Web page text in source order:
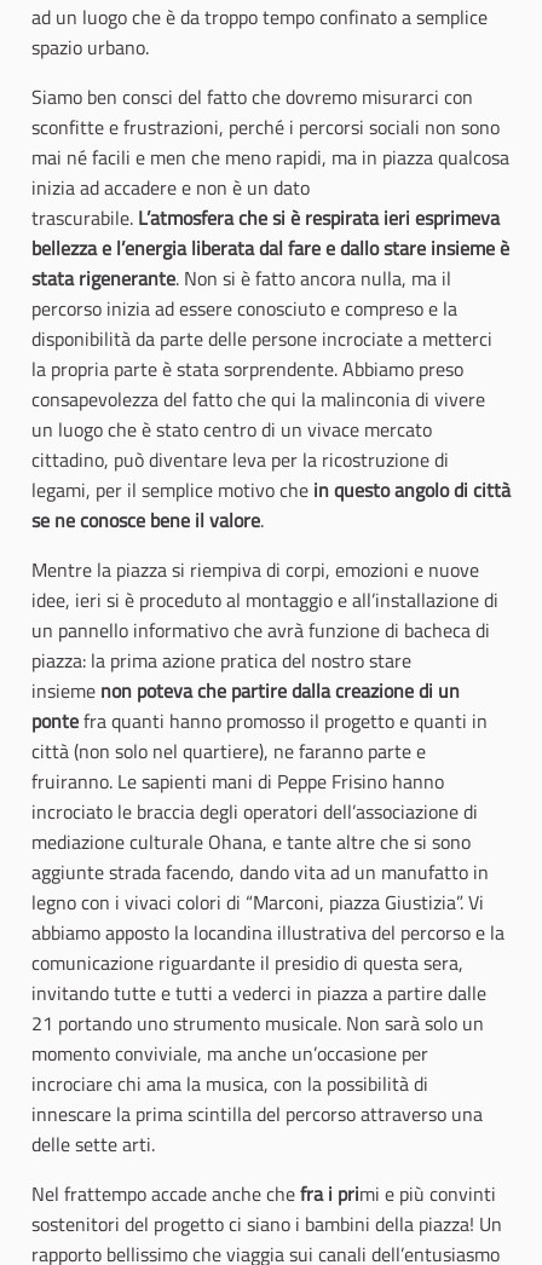
ad un luogo che è da troppo tempo confinato a semplice
spazio urbano.
Siamo ben consci del fatto che dovremo misurarci con
sconfitte e frustrazioni, perché i percorsi sociali non sono
mai né facili e men che meno rapidi, ma in piazza qualcosa
inizia ad accadere e non è un dato
trascurabile. L’atmosfera che si è respirata ieri esprimeva
bellezza e l’energia liberata dal fare e dallo stare insieme è
stata rigenerante. Non si è fatto ancora nulla, ma il
percorso inizia ad essere conosciuto e compreso e la
disponibilità da parte delle persone incrociate a metterci
la propria parte è stata sorprendente. Abbiamo preso
consapevolezza del fatto che qui la malinconia di vivere
un luogo che è stato centro di un vivace mercato
cittadino, può diventare leva per la ricostruzione di
legami, per il semplice motivo che in questo angolo di città
se ne conosce bene il valore.
Mentre la piazza si riempiva di corpi, emozioni e nuove
idee, ieri si è proceduto al montaggio e all’installazione di
un pannello informativo che avrà funzione di bacheca di
piazza: la prima azione pratica del nostro stare
insieme non poteva che partire dalla creazione di un
pontefra quanti hanno promosso il progetto e quanti in
città (non solo nel quartiere), ne faranno parte e
fruiranno. Le sapienti mani di Peppe Frisino hanno
incrociato le braccia degli operatori dell’associazione di
mediazione culturale Ohana, e tante altre che si sono
aggiunte strada facendo, dando vita ad un manufatto in
legno con i vivaci colori di “Marconi, piazza Giustizia”. Vi
abbiamo apposto la locandina illustrativa del percorso e la
comunicazione riguardante il presidio di questa sera,
invitando tutte e tutti a vederci in piazza a partire dalle
21 portando uno strumento musicale. Non sarà solo un
momento conviviale, ma anche un’occasione per
incrociare chi ama la musica, con la possibilità di
innescare la prima scintilla del percorso attraverso una
delle sette arti.
Nel frattempo accade anche chefra i primi e più convinti
sostenitori del progetto ci siano i bambini della piazza! Un
rapporto bellissimo che viaggia sui canali dell’entusiasmo